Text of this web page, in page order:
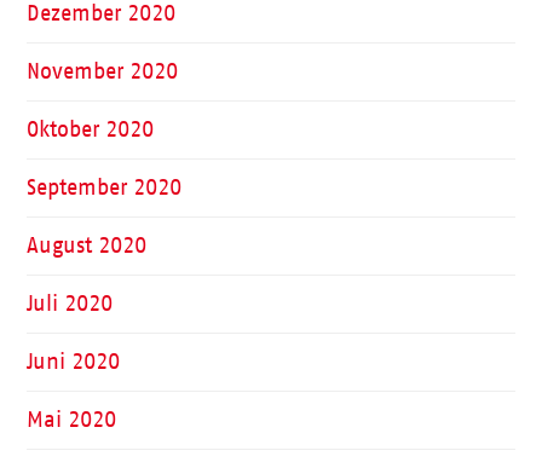
Dezember 2020
November 2020
Oktober 2020
September 2020
August 2020
Juli 2020
Juni 2020
Mai 2020